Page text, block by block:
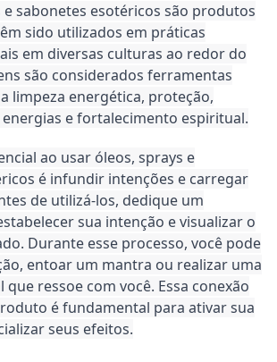
e sabonetes esotéricos são produtos
sido utilizados em práticas
em diversas culturas ao redor do
são considerados ferramentas
limpeza energética, proteção,
e fortalecimento espiritual.
ao usar óleos, sprays e
é infundir intenções e carregar
de utilizá-los, dedique um
sua intenção e visualizar o
Durante esse processo, você pode
entoar um mantra ou realizar uma
ressoe com você. Essa conexão
é fundamental para ativar sua
seus efeitos.